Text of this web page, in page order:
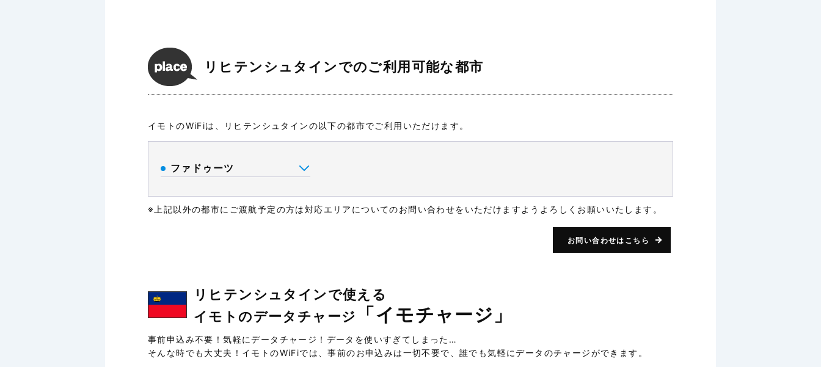
リヒテンシュタインでのご利用可能な都市
イモトのWiFiは、リヒテンシュタインの以下の都市でご利用いただけます。
ファドゥーツ
※上記以外の都市にご渡航予定の方は対応エリアについてのお問い合わせをいただけますようよろしくお願いいたします。
お問い合わせはこちら
リヒテンシュタインで使える
イモトのデータチャージ
「イモチャージ」
事前申込み不要！気軽にデータチャージ！データを使いすぎてしまった…
そんな時でも大丈夫！イモトのWiFiでは、事前のお申込みは一切不要で、誰でも気軽にデータのチャージができます。